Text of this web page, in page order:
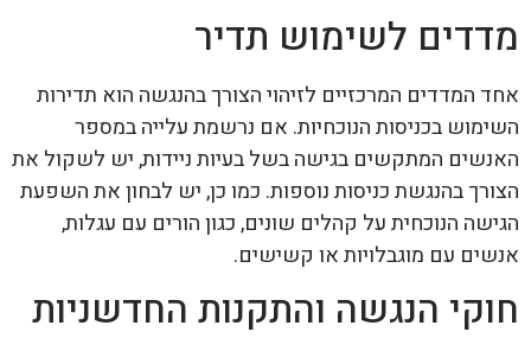
מדדים לשימוש תדיר
אחד המדדים המרכזיים לזיהוי הצורך בהנגשה הוא תדירות
השימוש בכניסות הנוכחיות. אם נרשמת עלייה במספר
האנשים המתקשים בגישה בשל בעיות ניידות, יש לשקול את
הצורך בהנגשת כניסות נוספות. כמו כן, יש לבחון את השפעת
הגישה הנוכחית על קהלים שונים, כגון הורים עם עגלות,
אנשים עם מוגבלויות או קשישים.
חוקי הנגשה והתקנות החדשניות